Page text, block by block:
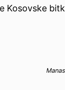
Kosovske